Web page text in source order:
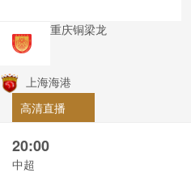
重庆铜梁龙
上海海港
高清直播
20:00
中超